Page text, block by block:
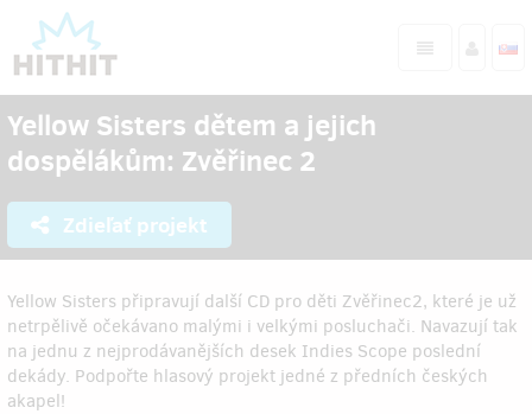
Yellow Sisters dětem a jejich
dospělákům: Zvěřinec 2
Zdieľať projekt
Yellow Sisters připravují další CD pro děti Zvěřinec2, které je už
netrpělivě očekávano malými i velkými posluchači. Navazují tak
na jednu z nejprodávanějších desek Indies Scope poslední
dekády. Podpořte hlasový projekt jedné z předních českých
akapel!